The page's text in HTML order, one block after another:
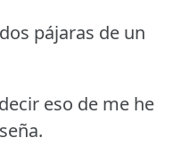
pájaras de un
eso de me he